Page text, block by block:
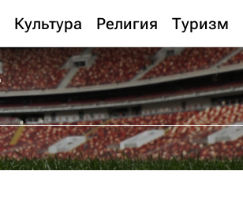
Культура Религия Туризм